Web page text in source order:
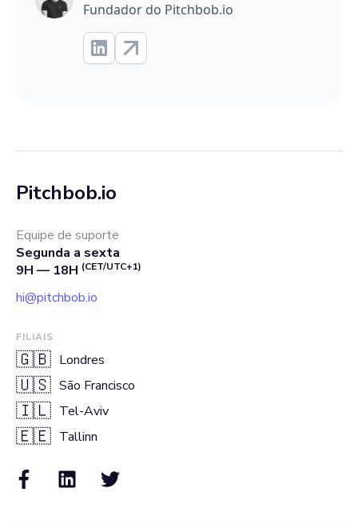
Fundador do Pitchbob.io
Pitchbob.io
Equipe de suporte
Segunda a sexta
9H — 18H (CET/UTC+1)
hi@pitchbob.io
FILIAIS
🇬🇧 Londres
🇺🇸 São Francisco
🇮🇱 Tel-Aviv
🇪🇪 Tallinn